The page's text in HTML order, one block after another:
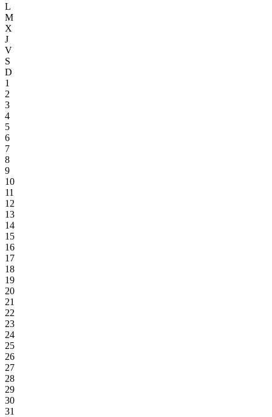
L
M
X
J
V
S
D
1
2
3
4
5
6
7
8
9
10
11
12
13
14
15
16
17
18
19
20
21
22
23
24
25
26
27
28
29
30
31